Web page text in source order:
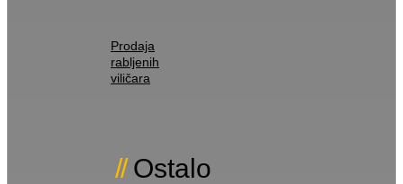
Prodaja
rabljenih
viličara
Ostalo